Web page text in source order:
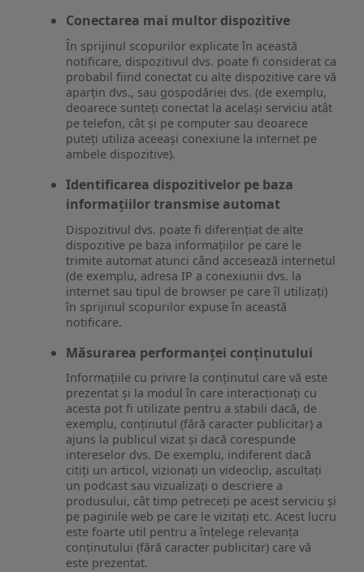
Conectarea mai multor dispozitive
În sprijinul scopurilor explicate în această
notificare, dispozitivul dvs. poate fi considerat ca
probabil fiind conectat cu alte dispozitive care vă
aparțin dvs., sau gospodăriei dvs. (de exemplu,
deoarece sunteți conectat la același serviciu atât
pe telefon, cât și pe computer sau deoarece
puteți utiliza aceeași conexiune la internet pe
ambele dispozitive).
Identificarea dispozitivelor pe baza
informațiilor transmise automat
Dispozitivul dvs. poate fi diferențiat de alte
dispozitive pe baza informațiilor pe care le
trimite automat atunci când accesează internetul
(de exemplu, adresa IP a conexiunii dvs. la
internet sau tipul de browser pe care îl utilizați)
în sprijinul scopurilor expuse în această
notificare.
Măsurarea performanței conținutului
Informațiile cu privire la conținutul care vă este
prezentat și la modul în care interacționați cu
acesta pot fi utilizate pentru a stabili dacă, de
exemplu, conținutul (fără caracter publicitar) a
ajuns la publicul vizat și dacă corespunde
intereselor dvs. De exemplu, indiferent dacă
citiți un articol, vizionați un videoclip, ascultați
un podcast sau vizualizați o descriere a
produsului, cât timp petreceți pe acest serviciu și
pe paginile web pe care le vizitați etc. Acest lucru
este foarte util pentru a înțelege relevanța
conținutului (fără caracter publicitar) care vă
este prezentat.